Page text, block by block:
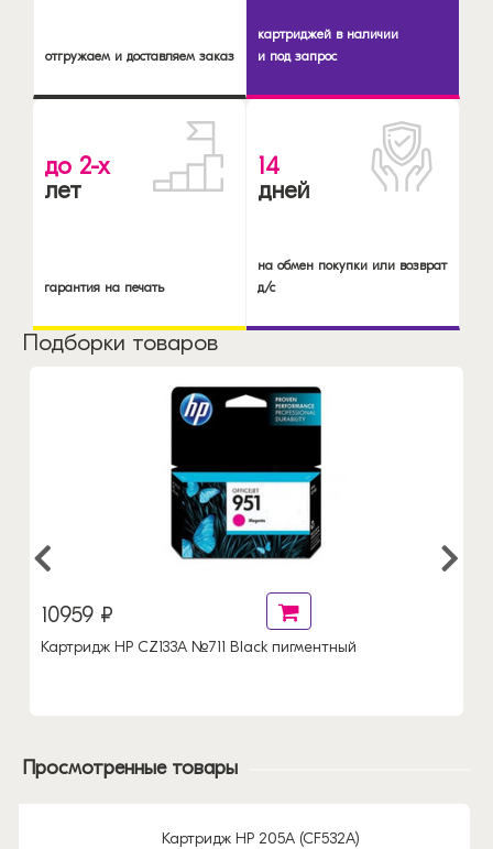
отгружаем и доставляем заказ
картриджей в наличии
и под запрос
до 2-х
лет
гарантия на печать
14
дней
на обмен покупки или возврат
д/с
Подборки товаров
10959 ₽
Картридж HP CZ133A №711 Black пигментный
Просмотренные товары
Картридж HP 205A (CF532A)